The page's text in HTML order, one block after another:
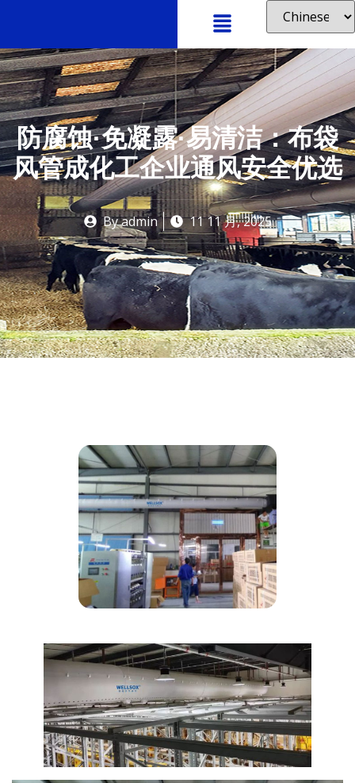
防腐蚀·免凝露·易清洁：布袋
风管成化工企业通风安全优选
Byadmin 11 11 月, 2025